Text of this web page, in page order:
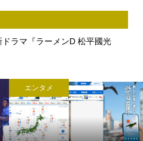
ラマ『ラーメンD 松平國光
エンタメ